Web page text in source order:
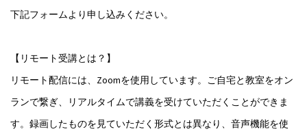
下記フォームより申し込みください。
【リモート受講とは？】
リモート配信には、Zoomを使用しています。ご自宅と教室をオン
ランで繋ぎ、リアルタイムで講義を受けていただくことができま
す。録画したものを見ていただく形式とは異なり、音声機能を使